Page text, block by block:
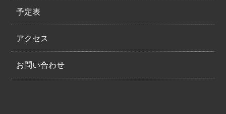
予定表
アクセス
お問い合わせ